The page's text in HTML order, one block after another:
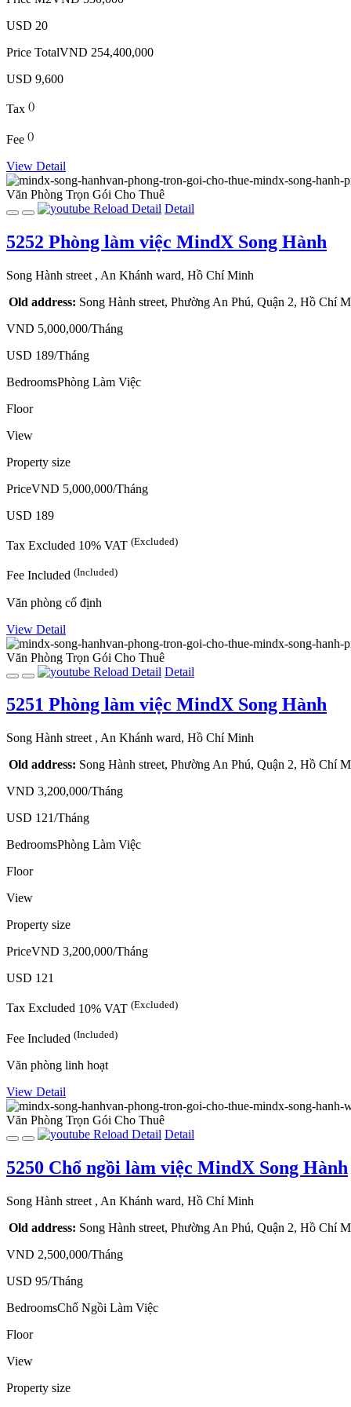
USD 20
Price TotalVND 254,400,000
USD 9,600
Tax ()
Fee ()
View Detail
Văn Phòng Trọn Gói Cho Thuê
Reload Detail Detail
5252 Phòng làm việc MindX Song Hành
Song Hành street , An Khánh ward, Hồ Chí Minh
Old address: Song Hành street, Phường An Phú, Quận 2, Hồ Chí
VND 5,000,000/Tháng
USD 189/Tháng
BedroomsPhòng Làm Việc
Floor
View
Property size
PriceVND 5,000,000/Tháng
USD 189
Tax Excluded 10% VAT (Excluded)
Fee Included (Included)
Văn phòng cố định
View Detail
Văn Phòng Trọn Gói Cho Thuê
Reload Detail Detail
5251 Phòng làm việc MindX Song Hành
Song Hành street , An Khánh ward, Hồ Chí Minh
Old address: Song Hành street, Phường An Phú, Quận 2, Hồ Chí
VND 3,200,000/Tháng
USD 121/Tháng
BedroomsPhòng Làm Việc
Floor
View
Property size
PriceVND 3,200,000/Tháng
USD 121
Tax Excluded 10% VAT (Excluded)
Fee Included (Included)
Văn phòng linh hoạt
View Detail
Văn Phòng Trọn Gói Cho Thuê
Reload Detail Detail
5250 Chổ ngồi làm việc MindX Song Hành
Song Hành street , An Khánh ward, Hồ Chí Minh
Old address: Song Hành street, Phường An Phú, Quận 2, Hồ Chí
VND 2,500,000/Tháng
USD 95/Tháng
BedroomsChổ Ngồi Làm Việc
Floor
View
Property size